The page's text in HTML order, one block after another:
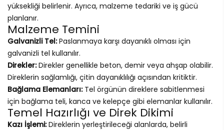
yüksekliği belirlenir. Ayrıca, malzeme tedariki ve iş gücü
planlanır.
Malzeme Temini
Galvanizli Tel:Paslanmaya karşı dayanıklı olması için
galvanizli tel kullanılır.
Direkler:Direkler genellikle beton, demir veya ahşap olabilir.
Direklerin sağlamlığı, çitin dayanıklılığı açısından kritiktir.
Bağlama Elemanları:Tel örgünün direklere sabitlenmesi
için bağlama teli, kanca ve kelepçe gibi elemanlar kullanılır.
Temel Hazırlığı ve Direk Dikimi
Kazı İşlemi:Direklerin yerleştirileceği alanlarda, belirli